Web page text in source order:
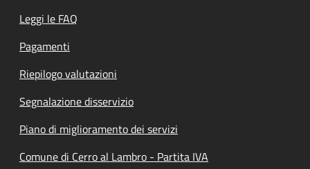
Leggi le FAQ
Pagamenti
Riepilogo valutazioni
Segnalazione disservizio
Piano di miglioramento dei servizi
Comune di Cerro al Lambro - Partita IVA